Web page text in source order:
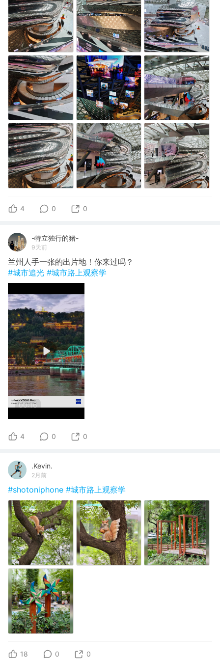
4 0 0
-特立独行的猪-
9天前
兰州人手一张的出片地！你来过吗？
#城市追光 #城市路上观察学
00:16
4 0 0
.Kevin.
2月前
#shotoniphone #城市路上观察学
18 0 0